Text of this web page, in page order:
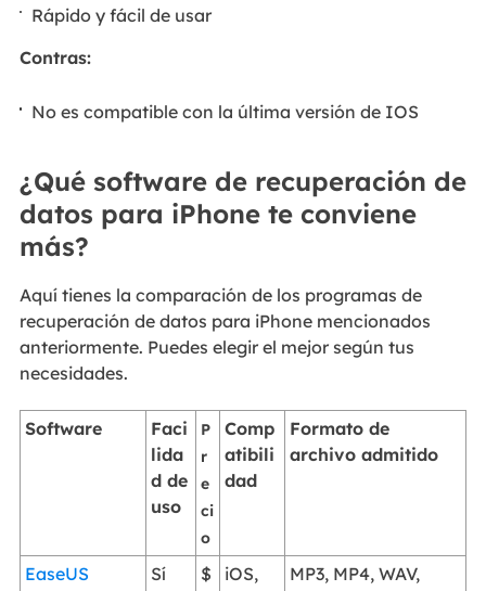
Rápido y fácil de usar
Contras:
No es compatible con la última versión de IOS
¿Qué software de recuperación de
datos para iPhone te conviene
más?
Aquí tienes la comparación de los programas de
recuperación de datos para iPhone mencionados
anteriormente. Puedes elegir el mejor según tus
necesidades.
Software
Faci
lida
d de
uso
P
r
e
ci
o
Comp
atibili
dad
Formato de
archivo admitido
EaseUS
Sí
$
iOS,
MP3, MP4, WAV,